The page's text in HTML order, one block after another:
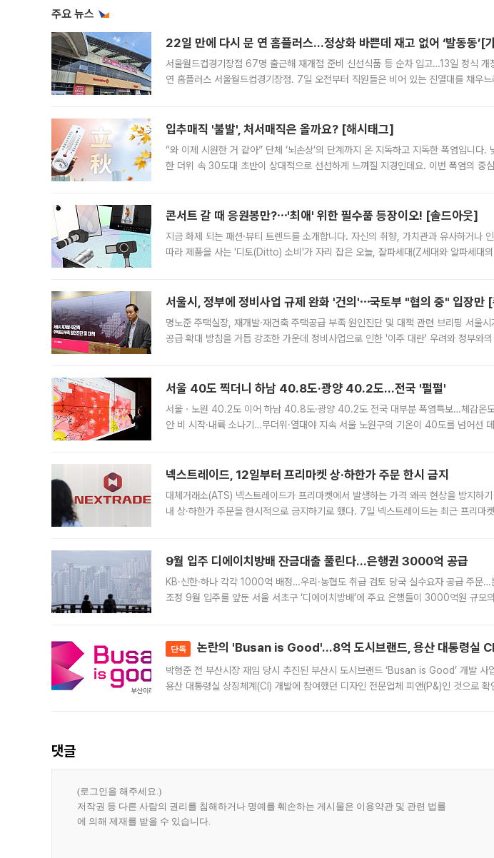
주요 뉴스
22일 만에 다시 문 연 홈플러스…정상화 바쁜데 재고 없어 ‘발동동’[
서울월드컵경기장점 67명 출근해 재개점 준비 신선식품 등 순차 입고…13일 정식
연 홈플러스 서울월드컵경기장점. 7일 오전부터 직원들은 비어 있는 진열대를 채우
입추매직 '불발', 처서매직은 올까요? [해시태그]
“와 이제 시원한 거 같아” 단체 ‘뇌손상’의 단계까지 온 지독하고 지독한 폭염입니
한 더위 속 30도대 초반이 상대적으로 선선하게 느껴질 지경인데요. 이번 폭염의 중
콘서트 갈 때 응원봉만?⋯'최애' 위한 필수품 등장이오! [솔드아웃]
지금 화제 되는 패션·뷰티 트렌드를 소개합니다. 자신의 취향, 가치관과 유사하거나
따라 제품을 사는 '디토(Ditto) 소비'가 자리 잡은 오늘, 잘파세대(Z세대와 알파세대
서울시, 정부에 정비사업 규제 완화 '건의'⋯국토부 "협의 중" 입장만
명노준 주택실장, 재개발·재건축 주택공급 부족 원인진단 및 대책 관련 브리핑 서울
공급 확대 방침을 거듭 강조한 가운데 정비사업으로 인한 '이주 대란' 우려와 정부와
서울 40도 찍더니 하남 40.8도·광양 40.2도…전국 '펄펄'
서울ㆍ노원 40.2도 이어 하남 40.8도·광양 40.2도 전국 대부분 폭염특보…체감온
안 비 시작·내륙 소나기…무더위·열대야 지속 서울 노원구의 기온이 40도를 넘어선
넥스트레이드, 12일부터 프리마켓 상·하한가 주문 한시 금지
대체거래소(ATS) 넥스트레이드가 프리마켓에서 발생하는 가격 왜곡 현상을 방지하
내 상·하한가 주문을 한시적으로 금지하기로 했다. 7일 넥스트레이드는 최근 프리마
9월 입주 디에이치방배 잔금대출 풀린다…은행권 3000억 공급
KB·신한·하나 각각 1000억 배정…우리·농협도 취급 검토 당국 실수요자 공급 주문…
조정 9월 입주를 앞둔 서울 서초구 ‘디에이치방배’에 주요 은행들이 3000억원 규모
단독 논란의 'Busan is Good'…8억 도시브랜드, 용산 대통령실
박형준 전 부산시장 재임 당시 추진된 부산시 도시브랜드 ‘Busan is Good’ 개발 사
용산 대통령실 상징체계(CI) 개발에 참여했던 디자인 전문업체 피앤(P&)인 것으로
댓글